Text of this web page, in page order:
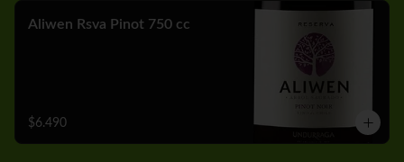
Aliwen Rsva Pinot 750 cc
$6.490